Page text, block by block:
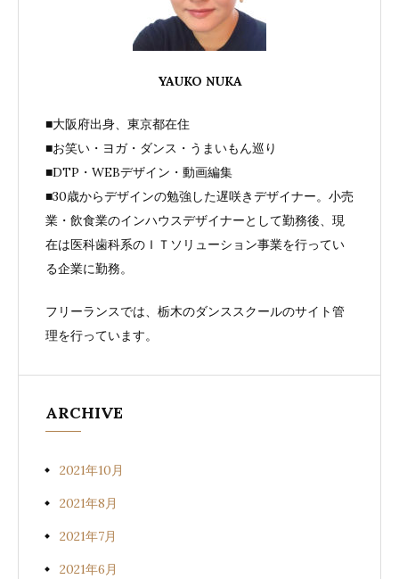
YAUKO NUKA
■大阪府出身、東京都在住
■お笑い・ヨガ・ダンス・うまいもん巡り
■DTP・WEBデザイン・動画編集
■30歳からデザインの勉強した遅咲きデザイナー。小売
業・飲食業のインハウスデザイナーとして勤務後、現
在は医科歯科系のＩＴソリューション事業を行ってい
る企業に勤務。
フリーランスでは、栃木のダンススクールのサイト管
理を行っています。
ARCHIVE
2021年10月
2021年8月
2021年7月
2021年6月